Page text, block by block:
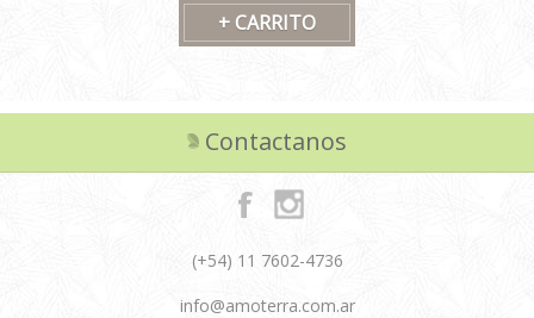
Contactanos
(+54) 11 7602-4736
info@amoterra.com.ar